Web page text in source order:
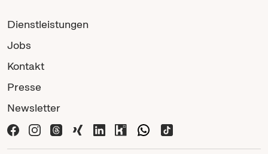
Dienstleistungen
Jobs
Kontakt
Presse
Newsletter